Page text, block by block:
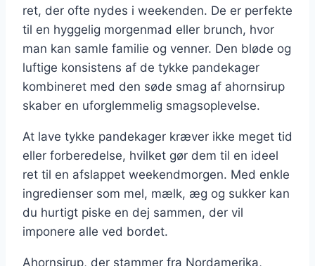
ret, der ofte nydes i weekenden. De er perfekte
til en hyggelig morgenmad eller brunch, hvor
man kan samle familie og venner. Den bløde og
luftige konsistens af de tykke pandekager
kombineret med den søde smag af ahornsirup
skaber en uforglemmelig smagsoplevelse.
At lave tykke pandekager kræver ikke meget tid
eller forberedelse, hvilket gør dem til en ideel
ret til en afslappet weekendmorgen. Med enkle
ingredienser som mel, mælk, æg og sukker kan
du hurtigt piske en dej sammen, der vil
imponere alle ved bordet.
Ahornsirup, der stammer fra Nordamerika,